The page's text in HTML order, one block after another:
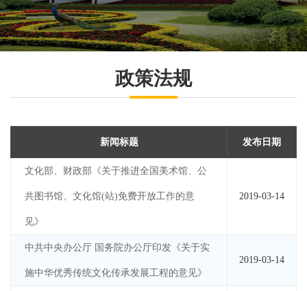
政策法规
新闻标题 发布日期
文化部、财政部《关于推进全国美术馆、公
共图书馆、文化馆(站)免费开放工作的意
见》
2019-03-14
中共中央办公厅 国务院办公厅印发《关于实
施中华优秀传统文化传承发展工程的意见》
2019-03-14